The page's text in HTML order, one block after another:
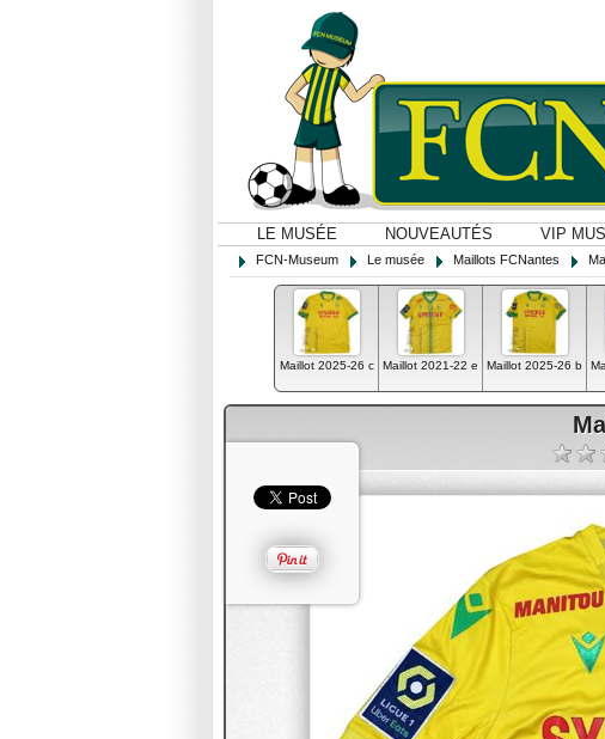
LE MUSÉE NOUVEAUTÉS VIP
FCN-Museum Le musée Maillots FCNantes
Maillot 2025-26 c Maillot 2021-22 e Maillot 2025-26 b